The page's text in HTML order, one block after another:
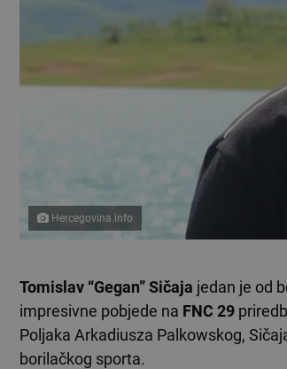
Hercegovina.info
Tomislav “Gegan” Sičaja jedan je od
impresivne pobjede na FNC 29
Poljaka Arkadiusza Palkowskog,
borilačkog sporta.